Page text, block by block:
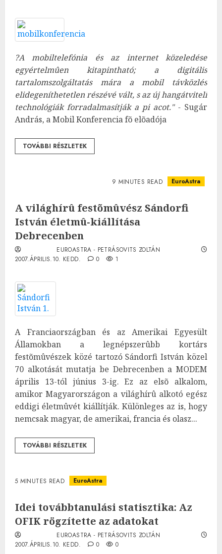
?A mobiltelefónia és az internet közeledése
egyértelmûen kitapintható; a digitális
tartalomszolgáltatás mára a mobil távközlés
elidegeníthetetlen részévé vált, s az új hangátviteli
technológiák forradalmasítják a pi acot." - Sugár
András, a Mobil Konferencia fõ elõadója
TOVÁBBI RÉSZLETEK
9 MINUTES READ EuroAstra
A világhírû festõmûvész Sándorfi
István életmû-kiállítása
Debrecenben
EUROASTRA - PETRÁSOVITS ZOLTÁN
2007.ÁPRILIS.10. KEDD.
0 1
A Franciaországban és az Amerikai Egyesült
Államokban a legnépszerûbb kortárs
festõmûvészek közé tartozó Sándorfi István közel
70 alkotását mutatja be Debrecenben a MODEM
április 13-tól június 3-ig. Ez az elsõ alkalom,
amikor Magyarországon a világhírû alkotó egész
eddigi életmûvét kiállítják. Különleges az is, hogy
nemcsak magyar, de amerikai, francia és olasz...
TOVÁBBI RÉSZLETEK
5 MINUTES READ EuroAstra
Idei továbbtanulási statisztika: Az
OFIK rögzítette az adatokat
EUROASTRA - PETRÁSOVITS ZOLTÁN
2007.ÁPRILIS.10. KEDD.
0 0